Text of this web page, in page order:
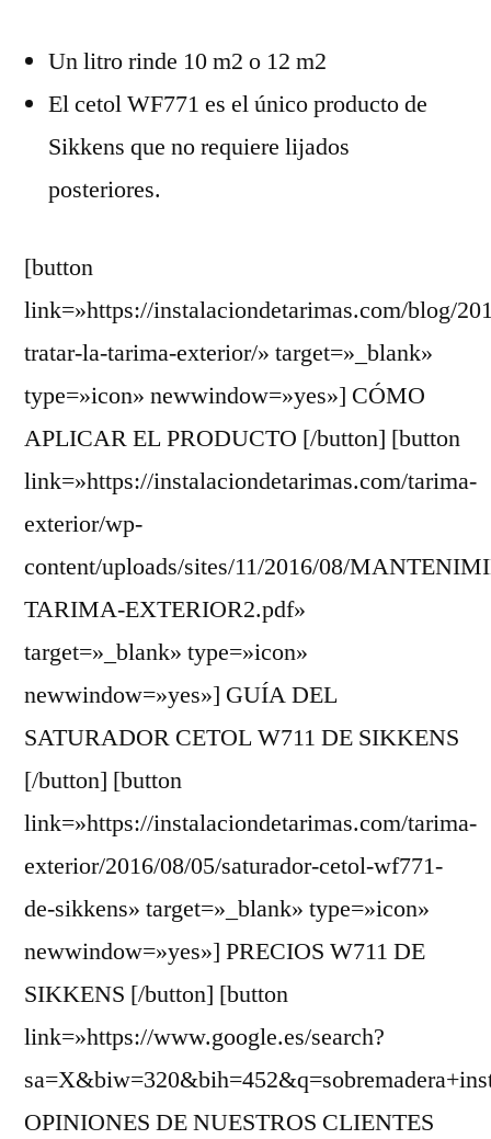
Un litro rinde 10 m2 o 12 m2
El cetol WF771 es el único producto de
Sikkens que no requiere lijados
posteriores.
[button
link=»https://instalaciondetarimas.com/blog/
tratar-la-tarima-exterior/» target=»_blank»
type=»icon» newwindow=»yes»] CÓMO
APLICAR EL PRODUCTO [/button] [button
link=»https://instalaciondetarimas.com/tarima-
exterior/wp-
content/uploads/sites/11/2016/08/
TARIMA-EXTERIOR2.pdf»
target=»_blank» type=»icon»
newwindow=»yes»] GUÍA DEL
SATURADOR CETOL W711 DE SIKKENS
[/button] [button
link=»https://instalaciondetarimas.com/tarima-
exterior/2016/08/05/saturador-cetol-wf771-
de-sikkens» target=»_blank» type=»icon»
newwindow=»yes»] PRECIOS W711 DE
SIKKENS [/button] [button
link=»https://www.google.es/search?
OPINIONES DE NUESTROS CLIENTES